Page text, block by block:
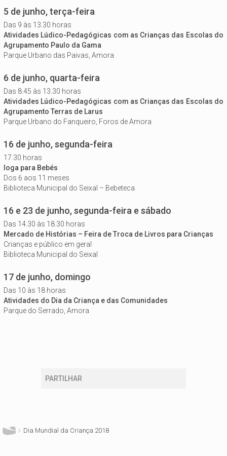
5 de junho, terça-feira
Das 9 às 13.30 horas
Atividades Lúdico-Pedagógicas com as Crianças das Escolas do
Agrupamento Paulo da Gama
Parque Urbano das Paivas, Amora
6 de junho, quarta-feira
Das 8.45 às 13.30 horas
Atividades Lúdico-Pedagógicas com as Crianças das Escolas do
Agrupamento Terras de Larus
Parque Urbano do Fanqueiro, Foros de Amora
16 de junho, segunda-feira
17.30 horas
Ioga para Bebés
Dos 6 aos 11 meses
Biblioteca Municipal do Seixal – Bebeteca
16 e 23 de junho, segunda-feira e sábado
Das 14.30 às 18.30 horas
Mercado de Histórias – Feira de Troca de Livros para Crianças
Crianças e público em geral
Biblioteca Municipal do Seixal
17 de junho, domingo
Das 10 às 18 horas
Atividades do Dia da Criança e das Comunidades
Parque do Serrado, Amora
PARTILHAR
Dia Mundial da Criança 2018